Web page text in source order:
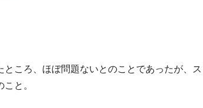
ところ、ほぼ問題ないとのことであったが、
と。